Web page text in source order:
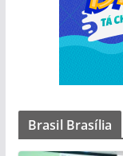
Brasil Brasília